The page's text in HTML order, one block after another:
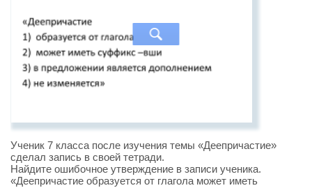
Ученик 7 класса после изучения темы «Деепричастие»
сделал запись в своей тетради.
Найдите ошибочное утверждение в записи ученика.
«Деепричастие образуется от глагола может иметь